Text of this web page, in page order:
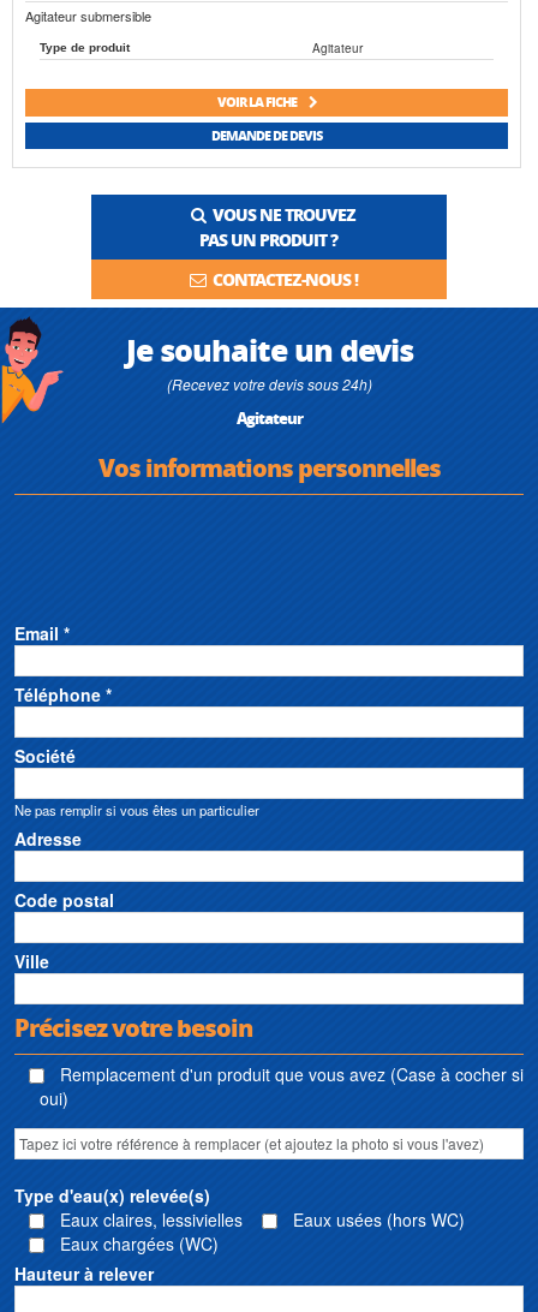
Agitateur submersible
Type de produit Agitateur
VOIR LA FICHE
DEMANDE DE DEVIS
VOUS NE TROUVEZ
PAS UN PRODUIT ?
CONTACTEZ-NOUS !
Je souhaite un devis
(Recevez votre devis sous 24h)
Agitateur
Vos informations personnelles
Email *
Téléphone *
Société
Ne pas remplir si vous êtes un particulier
Adresse
Code postal
Ville
Précisez votre besoin
Remplacement d'un produit que vous avez (Case à cocher si
oui)
Type d'eau(x) relevée(s)
Eaux claires, lessivielles
Eaux usées (hors WC)
Eaux chargées (WC)
Hauteur à relever